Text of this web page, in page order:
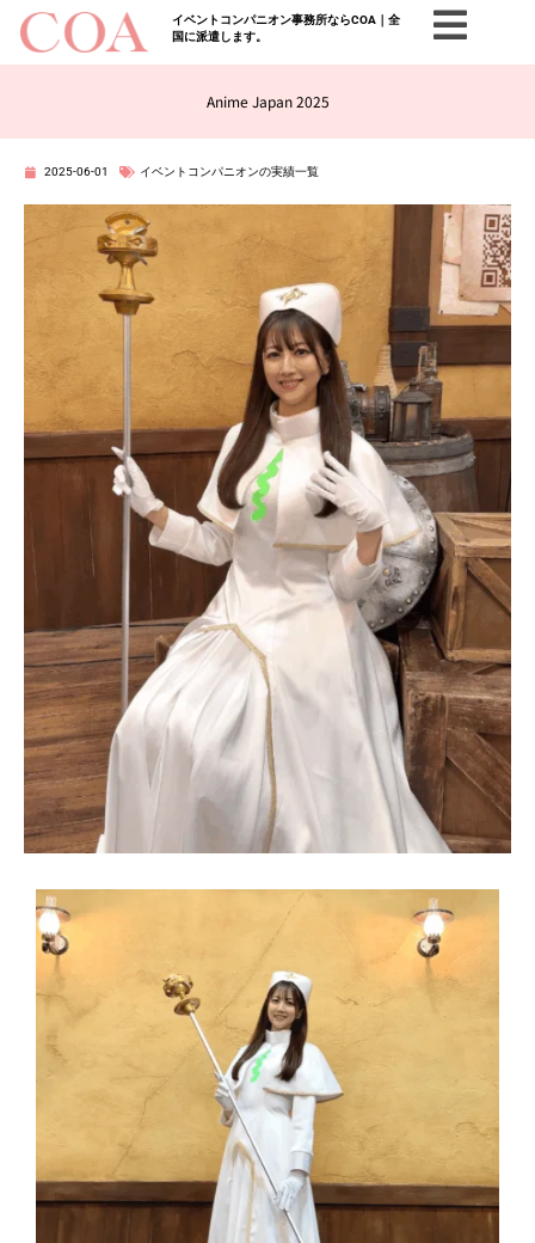
イベントコンパニオン事務所ならCOA｜全
国に派遣します。
Anime Japan 2025
2025-06-01 イベントコンパニオンの実績一覧